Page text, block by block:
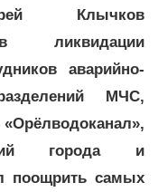
Клычков
ликвидации
аварийно-
МЧС,
города и
поощрить самых